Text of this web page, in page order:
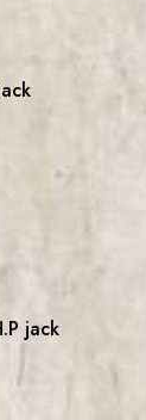
jack